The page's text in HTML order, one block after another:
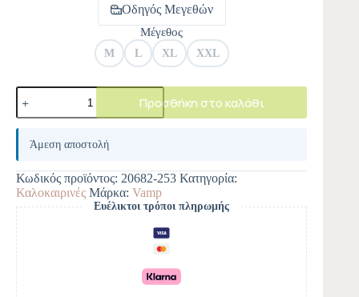
Οδηγός Μεγεθών
Μέγεθος
M L XL XXL
Προσθήκη στο καλάθι
A
e
r
n
a
t
i
v
e
:
Άμεση αποστολή
Κωδικός προϊόντος: 20682-253 Κατηγορία:
Καλοκαιρινές Μάρκα: Vamp
Ευέλικτοι τρόποι πληρωμής